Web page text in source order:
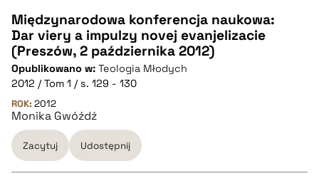
Międzynarodowa konferencja naukowa:
Dar viery a impulzy novej evanjelizacie
(Preszów, 2 października 2012)
Opublikowano w: Teologia Młodych
2012 / Tom 1 / s. 129 - 130
ROK: 2012
Monika Gwóźdź
Zacytuj Udostępnij